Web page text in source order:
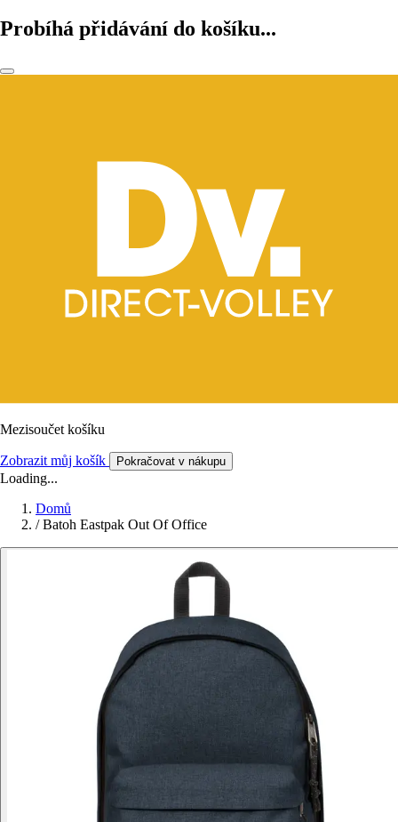
Probíhá přidávání do košíku...
Mezisoučet košíku
Zobrazit můj košík Pokračovat v nákupu
Loading...
Domů
/ Batoh Eastpak Out Of Office